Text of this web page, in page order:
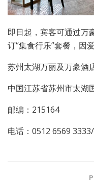
即日起，宾客可通过万
订“集食行乐”套餐，因
苏州太湖万丽及万豪酒
中国江苏省苏州市太湖
邮编：215164
电话：0512 6569